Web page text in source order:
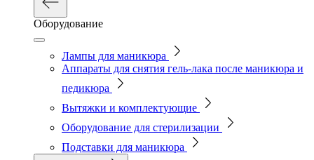
Оборудование
Лампы для маникюра
Аппараты для снятия гель-лака после маникюра и
педикюра
Вытяжки и комплектующие
Оборудование для стерилизации
Подставки для маникюра